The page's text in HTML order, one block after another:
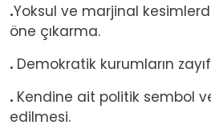
.Yoksul ve marjinal
öne çıkarma.
. Demokratik kurumların
. Kendine ait politik sembol
edilmesi.